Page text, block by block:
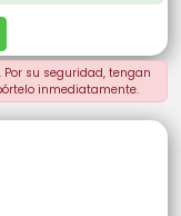
su seguridad, tengan
inmediatamente.